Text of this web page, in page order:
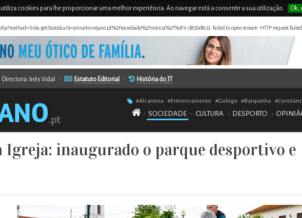
utiliza cookies para lhe proporcionar uma melhor experiência. Ao navegar está a consentir a sua utilização. Ok,
d85bd8c3): failed to open stream: HTTP request
Directora: Inês Vidal • Estatuto Editorial • História do JT
#Alcanena #Entroncamento #Golega #Barquinha
• SOCIEDADE • CULTURA • DESPORTO •
Igreja: inaugurado o parque desportivo e